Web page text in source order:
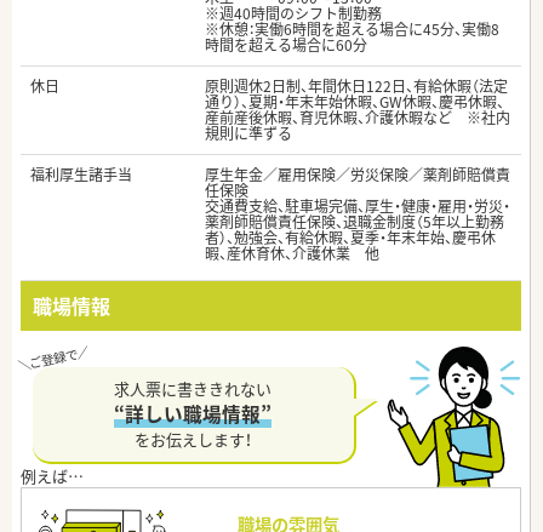
※週40時間のシフト制勤務
※休憩：実働6時間を超える場合に45分、実働8
時間を超える場合に60分
休日
原則週休2日制、年間休日122日、有給休暇（法定
通り）、夏期・年末年始休暇、GW休暇、慶弔休暇、
産前産後休暇、育児休暇、介護休暇など ※社内
規則に準ずる
福利厚生諸手当
厚生年金／雇用保険／労災保険／薬剤師賠償責
任保険
交通費支給、駐車場完備、厚生・健康・雇用・労災・
薬剤師賠償責任保険、退職金制度（5年以上勤務
者）、勉強会、有給休暇、夏季・年末年始、慶弔休
暇、産休育休、介護休業 他
職場情報
求人票に書ききれない
“詳しい職場情報”
をお伝えします！
職場の雰囲気